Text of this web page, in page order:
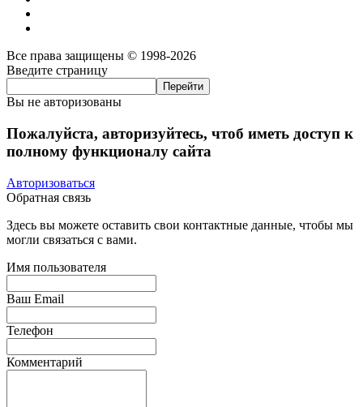
Все права защищены © 1998-2026
Введите страницу
Вы не авторизованы
Пожалуйста, авторизуйтесь, чтоб иметь доступ к
полному функционалу сайта
Авторизоваться
Обратная связь
Здесь вы можете оставить свои контактные данные, чтобы мы
могли связаться с вами.
Имя пользователя
Ваш Email
Телефон
Комментарий